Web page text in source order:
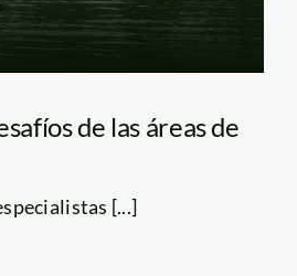
de las áreas de
[...]